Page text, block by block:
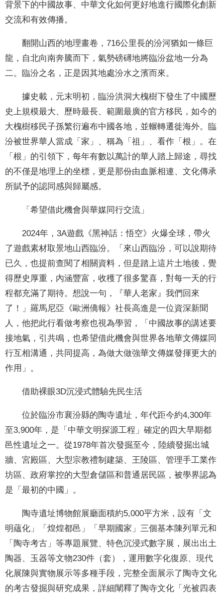
背景下的中國故事、中華文化如何更好地進行國際化創新
交流和有效傳播。
翻開山西的地理畫卷，716公里長的汾河猶如一條巨
龍，自北向南奔騰而下，氣勢磅礡地將臨汾盆地一分為
二。臨汾之名，正是因其地處汾水之濱而來。
據史載，元末明初，臨汾洪洞大槐樹下發生了中國歷
史上規模最大、歷時最長、範圍最廣的官方移民，如今的
大槐樹移民子孫繁衍遍布中國各地，並輾轉遷徙海外。臨
汾被世界華人當成「家」、稱為「祖」、看作「根」。在
「根」的引領下，每年有數以萬計的華人踏上歸途，尋找
的不僅是地理上的坐標，更是那份由血脈相連、文化傳承
所賦予的認同感與歸屬感。
「希望借此機會與華媒同行交流」
2024年，3A遊戲《黑神話：悟空》火爆全球，帶火
了遊戲素材取景地山西臨汾。「來山西臨汾，可以說期待
已久，也提前查閱了相關資料，但是踏上這片土地後，覺
得歷史厚重，內涵豐富，收穫了很多驚喜，對每一天的行
程都充滿了期待。想說一句，『華人老家』我們回來
了！」羅馬尼亞《歐洲僑報》社長高進是一位資深新聞
人，他把此行看做考察也視為學習，「中國故事的講述要
接地氣，引共鳴，也希望借此機會與世界各地華文傳媒同
行互相溝通，共同提高，為做大做強華文傳媒發揮更大的
作用」。
借助裸眼3D沉浸式體驗先民生活
位於臨汾市襄汾縣的陶寺遺址，年代距今約4,300年
至3,900年，是「中華文明探源工程」確定的四大早期都
邑性遺址之一。從1978年首次發掘至今，陸續發掘出城
牆、宮殿區、大型宗教禮制建築、王陵區、管理手工業作
坊區、政府掌控的大型倉儲區和普通居民區，被學界認為
是「最初的中國」。
陶寺遺址博物館展廳面積約5,000平方米，設有「文
明蘊化」「煌煌都邑」「早期國家」三個基本陳列單元和
「陶寺考古」等專題展覽、特色沉浸式數字展，展出出土
陶器、玉器等文物230件（套），運用數字化復原、現代
化展陳與實物展示等多種手段，完整全面展示了陶寺文化
的考古發掘與研究成果，詳細闡釋了陶寺文化「光被四表